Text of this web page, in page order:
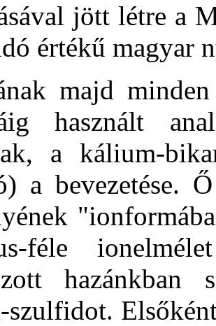
jött létre a
értékű magyar
majd
használt
a kálium-
a bevezetése.
féle
hazánkban